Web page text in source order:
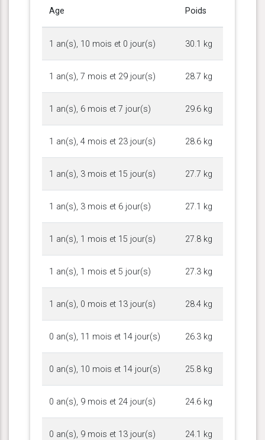
Age Poids
1 an(s), 10 mois et 0 jour(s) 30.1 kg
1 an(s), 7 mois et 29 jour(s) 28.7 kg
1 an(s), 6 mois et 7 jour(s) 29.6 kg
1 an(s), 4 mois et 23 jour(s) 28.6 kg
1 an(s), 3 mois et 15 jour(s) 27.7 kg
1 an(s), 3 mois et 6 jour(s) 27.1 kg
1 an(s), 1 mois et 15 jour(s) 27.8 kg
1 an(s), 1 mois et 5 jour(s) 27.3 kg
1 an(s), 0 mois et 13 jour(s) 28.4 kg
0 an(s), 11 mois et 14 jour(s) 26.3 kg
0 an(s), 10 mois et 14 jour(s) 25.8 kg
0 an(s), 9 mois et 24 jour(s) 24.6 kg
0 an(s), 9 mois et 13 jour(s) 24.1 kg